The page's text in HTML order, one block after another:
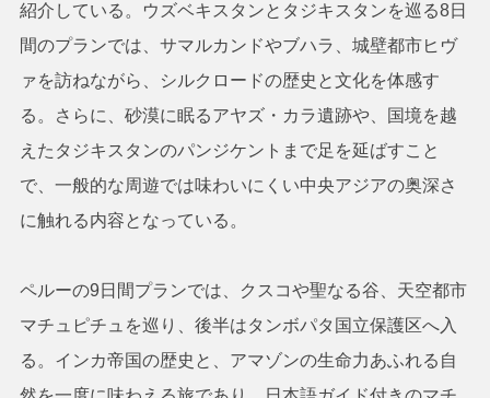
紹介している。ウズベキスタンとタジキスタンを巡る8日
間のプランでは、サマルカンドやブハラ、城壁都市ヒヴ
ァを訪ねながら、シルクロードの歴史と文化を体感す
る。さらに、砂漠に眠るアヤズ・カラ遺跡や、国境を越
えたタジキスタンのパンジケントまで足を延ばすこと
で、一般的な周遊では味わいにくい中央アジアの奥深さ
に触れる内容となっている。
ペルーの9日間プランでは、クスコや聖なる谷、天空都市
マチュピチュを巡り、後半はタンボパタ国立保護区へ入
る。インカ帝国の歴史と、アマゾンの生命力あふれる自